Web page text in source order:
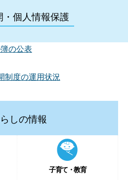
・個人情報保護
の公表
制度の運用状況
しの情報
子育て・教育